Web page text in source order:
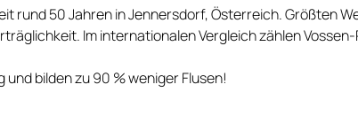
rund 50 Jahren in Jennersdorf, Österreich. Größten
Im internationalen Vergleich zählen
bilden zu 90 % weniger Flusen!